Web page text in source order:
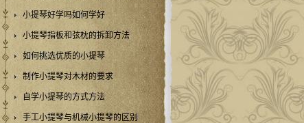
小提琴好学吗如何学好
小提琴指板和弦枕的拆卸方法
如何挑选优质的小提琴
制作小提琴对木材的要求
自学小提琴的方式方法
手工小提琴与机械小提琴的区别